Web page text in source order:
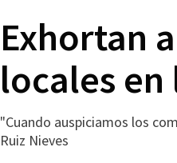
Exhortan
locales
"Cuando auspiciamos los
Ruiz Nieves